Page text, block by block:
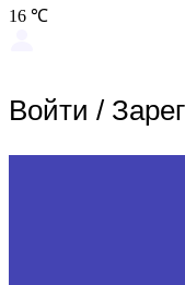
16 ℃
Войти /